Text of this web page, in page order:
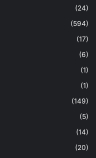
(24)
(594)
(17)
(6)
(1)
(1)
(149)
(5)
(14)
(20)